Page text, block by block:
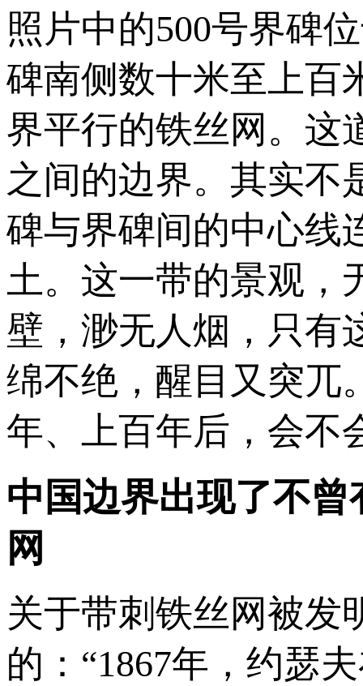
照片中的500号界碑
碑南侧数十米至上百
界平行的铁丝网。这
之间的边界。其实不
碑与界碑间的中心线
土。这一带的景观，
壁，渺无人烟，只有
绵不绝，醒目又突兀
年、上百年后，会不
中国边界出现了不
网
关于带刺铁丝网被发
的：“1867年，约瑟